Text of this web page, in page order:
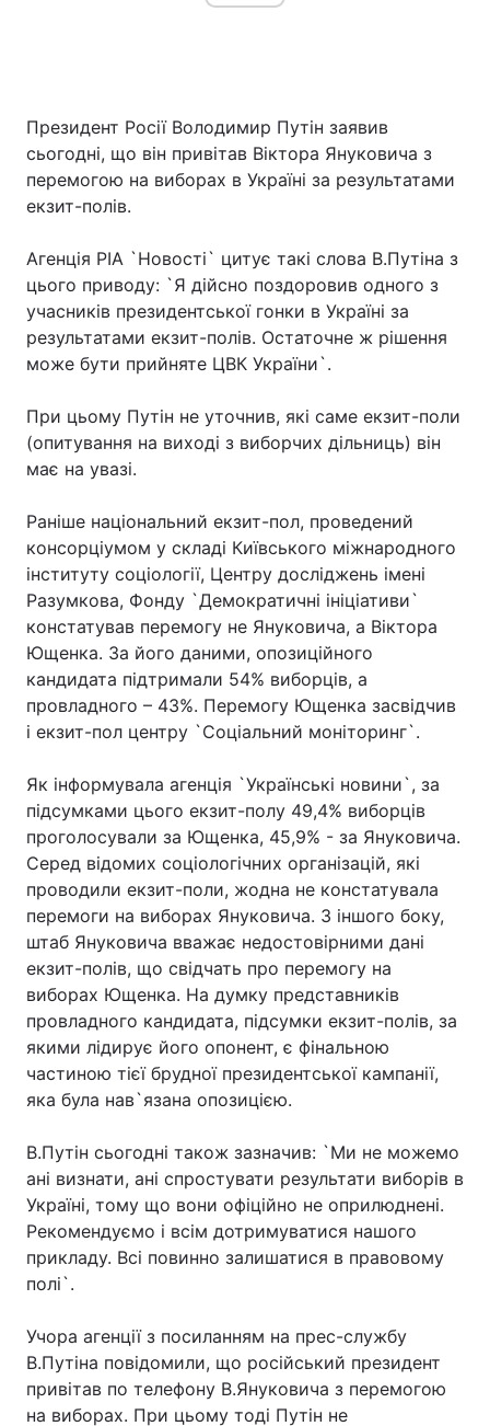
Президент Росії Володимир Путін заявив
сьогодні, що він привітав Віктора Януковича з
перемогою на виборах в Україні за результатами
екзит-полів.
Агенція РІА `Новості` цитує такі слова В.Путіна з
цього приводу: `Я дійсно поздоровив одного з
учасників президентської гонки в Україні за
результатами екзит-полів. Остаточне ж рішення
може бути прийняте ЦВК України`.
При цьому Путін не уточнив, які саме екзит-поли
(опитування на виході з виборчих дільниць) він
має на увазі.
Раніше національний екзит-пол, проведений
консорціумом у складі Київського міжнародного
інституту соціології, Центру досліджень імені
Разумкова, Фонду `Демократичні ініціативи`
констатував перемогу не Януковича, а Віктора
Ющенка. За його даними, опозиційного
кандидата підтримали 54% виборців, а
провладного – 43%. Перемогу Ющенка засвідчив
і екзит-пол центру `Соціальний моніторинг`.
Як інформувала агенція `Українські новини`, за
підсумками цього екзит-полу 49,4% виборців
проголосували за Ющенка, 45,9% - за Януковича.
Серед відомих соціологічних організацій, які
проводили екзит-поли, жодна не констатувала
перемоги на виборах Януковича. З іншого боку,
штаб Януковича вважає недостовірними дані
екзит-полів, що свідчать про перемогу на
виборах Ющенка. На думку представників
провладного кандидата, підсумки екзит-полів, за
якими лідирує його опонент, є фінальною
частиною тієї брудної президентської кампанії,
яка була нав`язана опозицією.
В.Путін сьогодні також зазначив: `Ми не можемо
ані визнати, ані спростувати результати виборів в
Україні, тому що вони офіційно не оприлюднені.
Рекомендуємо і всім дотримуватися нашого
прикладу. Всі повинно залишатися в правовому
полі`.
Учора агенції з посиланням на прес-службу
В.Путіна повідомили, що російський президент
привітав по телефону В.Януковича з перемогою
на виборах. При цьому тоді Путін не